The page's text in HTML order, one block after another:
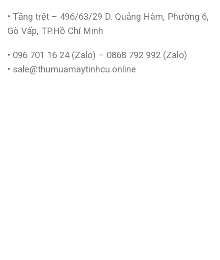
• Tầng trệt – 496/63/29 D. Quảng Hàm, Phường 6,
Gò Vấp, TP.Hồ Chí Minh
• 096 701 16 24 (Zalo) – 0868 792 992 (Zalo)
• sale@thumuamaytinhcu.online